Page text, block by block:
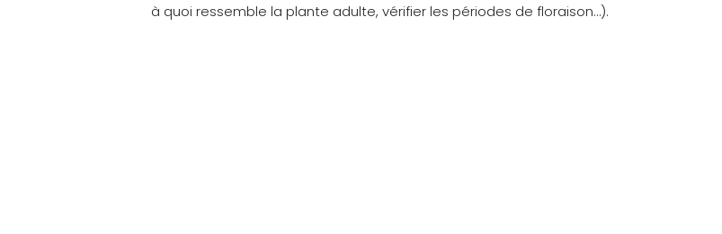
à quoi ressemble la plante adulte, vérifier les périodes de floraison…).